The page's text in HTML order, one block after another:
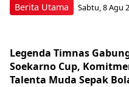
Berita Utama Sabtu, 8 Agu
Legenda Timnas
Soekarno Cup,
Talenta Muda Sepak